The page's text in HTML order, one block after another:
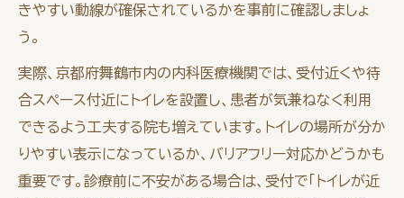
きやすい動線が確保されているかを事前に確認しましょ
う。
実際、京都府舞鶴市内の内科医療機関では、受付近くや待
合スペース付近にトイレを設置し、患者が気兼ねなく利用
できるよう工夫する院も増えています。トイレの場所が分か
りやすい表示になっているか、バリアフリー対応かどうかも
重要です。診療前に不安がある場合は、受付で「トイレが近